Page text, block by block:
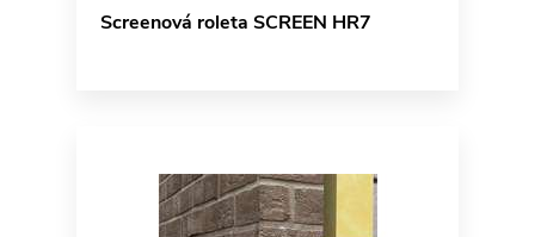
Screenová roleta SCREEN HR7